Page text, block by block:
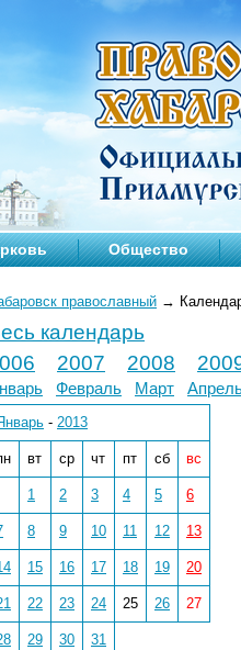
Общество
православный →
календарь
2007 2008
Февраль Март
- 2013
вт ср чт пт сб вс
1 2 3 4 5 6
8 9 10 11 12 13
15 16 17 18 19 20
22 23 24 25 26 27
29 30 31